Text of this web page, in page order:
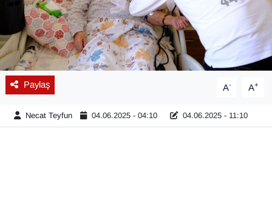
Paylaş A- A+
Necat Teyfun 04.06.2025 - 04:10 04.06.2025 - 11:10
DÜNYA
EĞİTİM
EKONOMİ
Eleman